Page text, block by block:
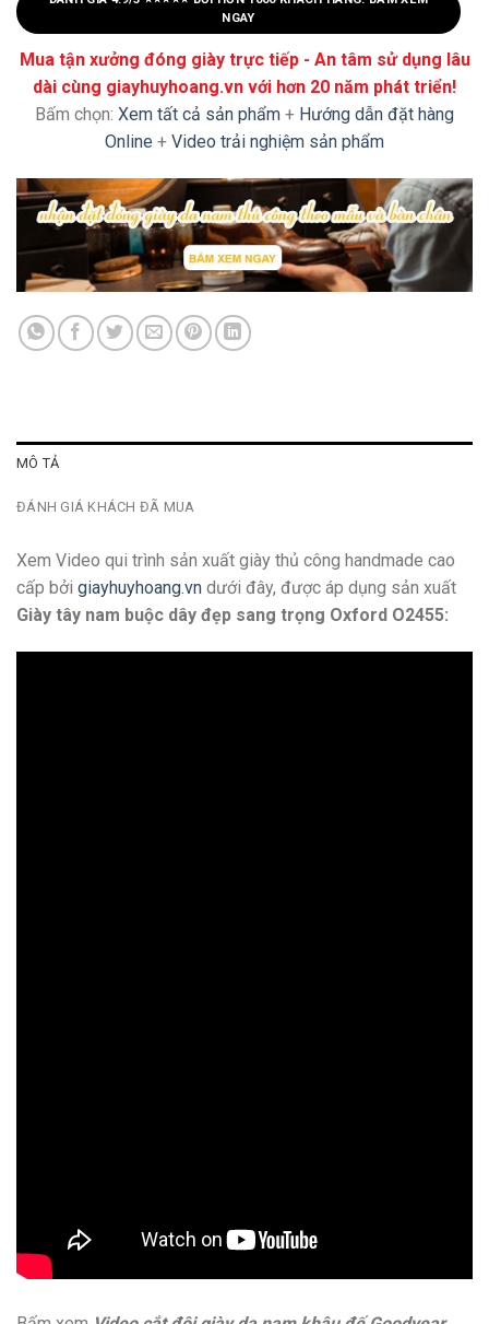
NGAY
Mua tận xưởng đóng giày trực tiếp - An tâm sử dụng lâu
dài cùng giayhuyhoang.vn với hơn 20 năm phát triển!
Bấm chọn: Xem tất cả sản phẩm + Hướng dẫn đặt hàng
Online + Video trải nghiệm sản phẩm
MÔ TẢ
ĐÁNH GIÁ KHÁCH ĐÃ MUA
Xem Video qui trình sản xuất giày thủ công handmade cao
cấp bởi giayhuyhoang.vn dưới đây, được áp dụng sản xuất
Giày tây nam buộc dây đẹp sang trọng Oxford O2455: